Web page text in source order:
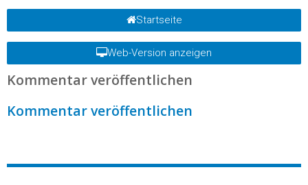
Startseite
Web-Version anzeigen
Kommentar veröffentlichen
Kommentar veröffentlichen